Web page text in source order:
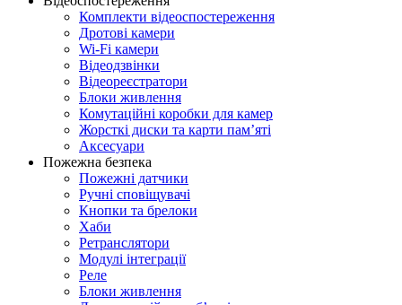
Комплекти відеоспостереження
Дротові камери
Wi-Fi камери
Відеодзвінки
Відеореєстратори
Блоки живлення
Комутаційні коробки для камер
Жорсткі диски та карти памʼяті
Аксесуари
Пожежна безпека
Пожежні датчики
Ручні сповіщувачі
Кнопки та брелоки
Хаби
Ретранслятори
Модулі інтеграції
Реле
Блоки живлення